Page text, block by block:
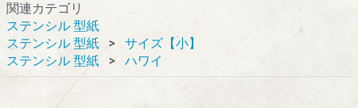
関連カテゴリ
ステンシル 型紙
ステンシル 型紙
サイズ【小】
ステンシル 型紙
ハワイ